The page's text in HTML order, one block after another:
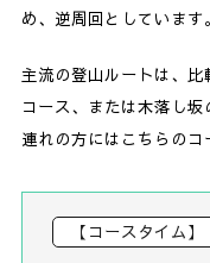
め、逆周回としています。
主流の登山ルートは、
コース、または木落し
連れの方にはこちらのコ
【コースタイム】